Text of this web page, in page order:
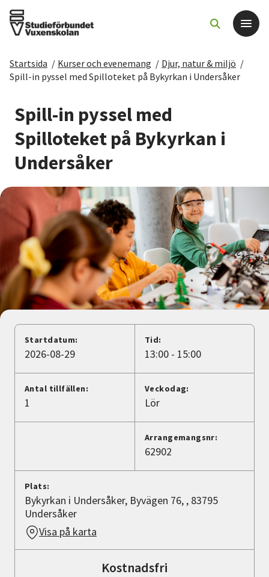
Det här gör vi
För dig som
Sök kurser och evenemang
Starta studiecirkel
Cirkelledare
Nyheter
Avdelningar
Lyssna
Startsida / Kurser och evenemang / Djur, natur & miljö /
Spill-in pyssel med Spilloteket på Bykyrkan i Undersåker
Spill-in pyssel med
Spilloteket på Bykyrkan i
Undersåker
Startdatum:
2026-08-29
Tid:
13:00 - 15:00
Antal tillfällen:
1
Veckodag:
Lör
Arrangemangsnr:
62902
Plats:
Bykyrkan i Undersåker, Byvägen 76, , 83795
Undersåker
Visa på karta
Kostnadsfri